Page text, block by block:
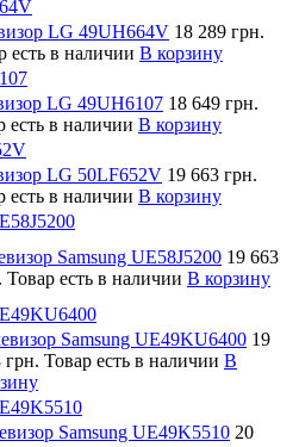
LG 49UH664V 18 289 грн.
есть в наличии В корзину
LG 49UH6107 18 649 грн.
есть в наличии В корзину
LG 50LF652V 19 663 грн.
есть в наличии В корзину
Samsung UE58J5200 19 663
Товар есть в наличии В корзину
Samsung UE49KU6400 19
грн. Товар есть в наличии В
Samsung UE49K5510 20